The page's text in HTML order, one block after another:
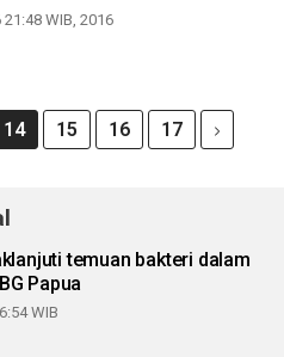
WIB, 2016
14 15 16 17
temuan bakteri dalam
Papua
WIB